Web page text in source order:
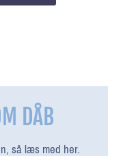
DÅB
så læs med her.